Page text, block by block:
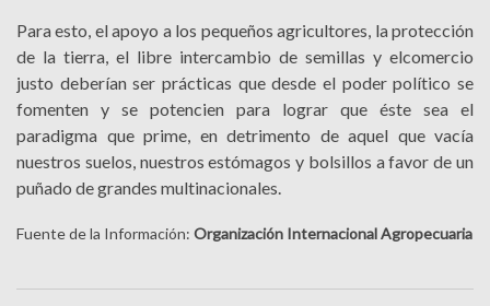
Para esto, el apoyo a los pequeños agricultores, la protección
de la tierra, el libre intercambio de semillas y elcomercio
justo deberían ser prácticas que desde el poder político se
fomenten y se potencien para lograr que éste sea el
paradigma que prime, en detrimento de aquel que vacía
nuestros suelos, nuestros estómagos y bolsillos a favor de un
puñado de grandes multinacionales.
Fuente de la Información: Organización Internacional Agropecuaria